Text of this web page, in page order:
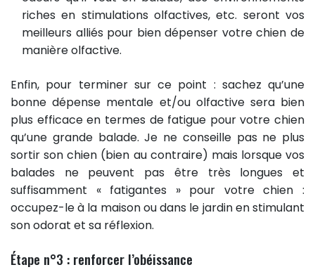
riches en stimulations olfactives, etc. seront vos
meilleurs alliés pour bien dépenser votre chien de
manière olfactive.
Enfin, pour terminer sur ce point : sachez qu’une
bonne dépense mentale et/ou olfactive sera bien
plus efficace en termes de fatigue pour votre chien
qu’une grande balade. Je ne conseille pas ne plus
sortir son chien (bien au contraire) mais lorsque vos
balades ne peuvent pas être très longues et
suffisamment « fatigantes » pour votre chien :
occupez-le à la maison ou dans le jardin en stimulant
son odorat et sa réflexion.
Étape n°3 : renforcer l’obéissance